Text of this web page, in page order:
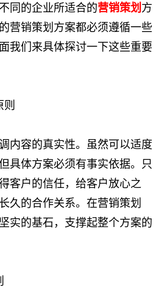
的企业所适合的营销策划 方
营销策划方案都必须遵循一些
我们来具体探讨一下这些重要
容的真实性。虽然可以适度
具体方案必须有事实依据。只
客户的信任，给客户放心之
久的合作关系。在营销策划
实的基石，支撑起整个方案的